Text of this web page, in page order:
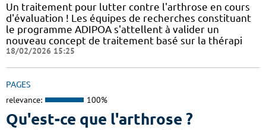
Un traitement pour lutter contre l'arthrose en cours
d'évaluation ! Les équipes de recherches constituant
le programme ADIPOA s'attellent à valider un
nouveau concept de traitement basé sur la thérapi
18/02/2026 15:25
PAGES
relevance: 100%
Qu'est-ce que l'arthrose ?